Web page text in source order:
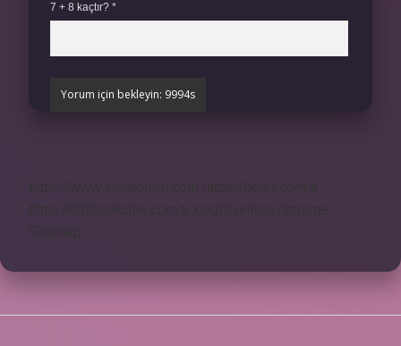
7 + 8 kaçtır? *